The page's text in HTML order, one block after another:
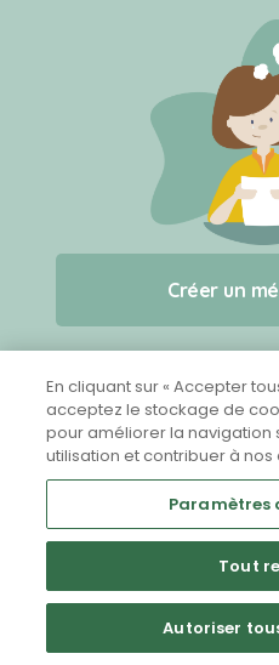
Créer un
Qui
Nous
Partager
Créer un
En cliquant sur « Accepter
acceptez le stockage de
pour améliorer la navigation
utilisation et contribuer à
Paramètres
Tout
Autoriser